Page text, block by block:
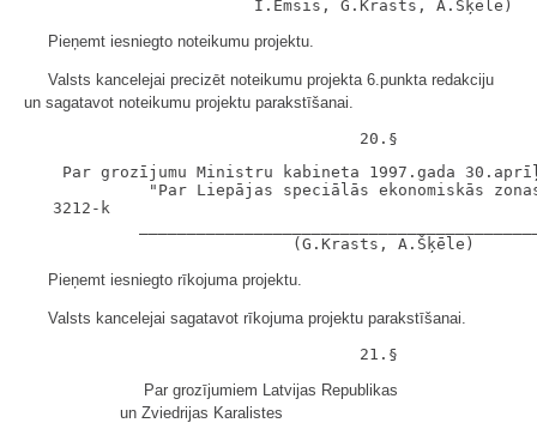
Pieņemt iesniegto noteikumu projektu.
Valsts kancelejai precizēt noteikumu projekta 6.punkta redakciju
un sagatavot noteikumu projektu parakstīšanai.
Par grozījumu Ministru kabineta 1997.gada
"Par Liepājas speciālās ekonomiskās
3212-k
Pieņemt iesniegto rīkojuma projektu.
Valsts kancelejai sagatavot rīkojuma projektu parakstīšanai.
Par grozījumiem Latvijas Republikas
un Zviedrijas Karalistes